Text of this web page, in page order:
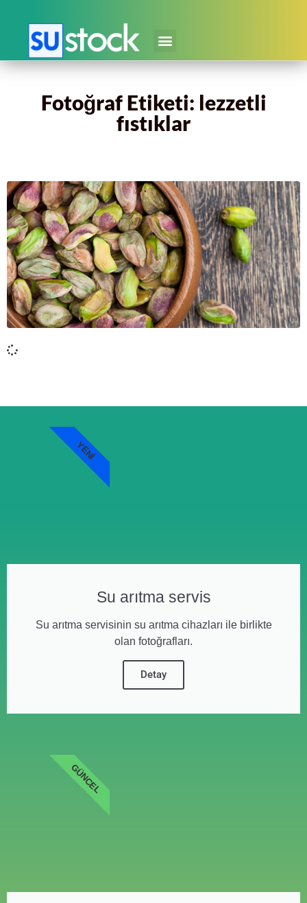
Fotoğraf Etiketi: lezzetli
fıstıklar
Su arıtma servis
Su arıtma servisinin su arıtma cihazları ile birlikte
olan fotoğrafları.
Detay
YENI
GÜNCEL